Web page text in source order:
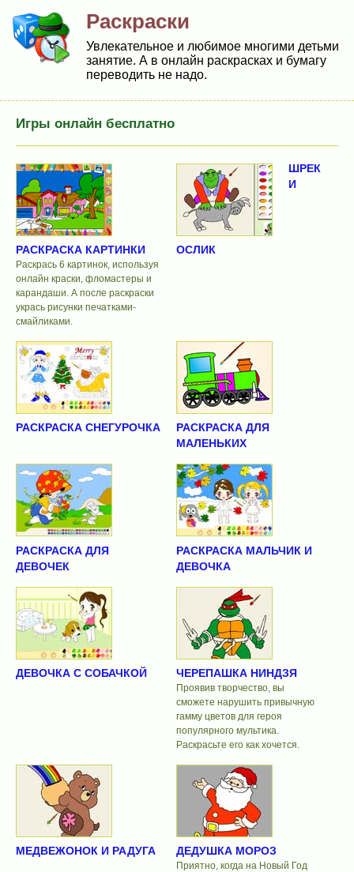
Раскраски
Увлекательное и любимое многими детьми
занятие. А в онлайн раскрасках и бумагу
переводить не надо.
Игры онлайн бесплатно
РАСКРАСКА КАРТИНКИ
Раскрась 6 картинок, используя
онлайн краски, фломастеры и
карандаши. А после раскраски
укрась рисунки печатками-
смайликами.
ШРЕК
И
ОСЛИК
РАСКРАСКА СНЕГУРОЧКА
РАСКРАСКА ДЛЯ
МАЛЕНЬКИХ
РАСКРАСКА ДЛЯ
ДЕВОЧЕК
РАСКРАСКА МАЛЬЧИК И
ДЕВОЧКА
ДЕВОЧКА С СОБАЧКОЙ ЧЕРЕПАШКА НИНДЗЯ
Проявив творчество, вы
сможете нарушить привычную
гамму цветов для героя
популярного мультика.
Раскрасьте его как хочется.
МЕДВЕЖОНОК И РАДУГА ДЕДУШКА МОРОЗ
Приятно, когда на Новый Год